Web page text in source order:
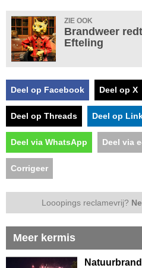
ZIE OOK
Brandweer
Efteling
Deel op Facebook Deel op X
Deel op Threads Deel op
Deel via WhatsApp Deel via
Corrigeer
Looopings reclamevrij?
Meer kermis